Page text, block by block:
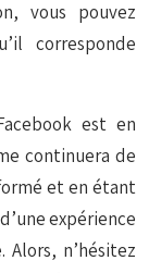
vous pouvez
corresponde
est en
continuera de
et en étant
expérience
Alors, n’hésitez